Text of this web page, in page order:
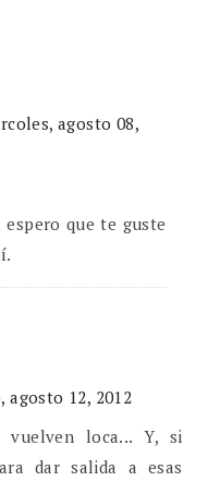
agosto 08,
que te guste
agosto 12, 2012
loca... Y, si
dar salida a esas